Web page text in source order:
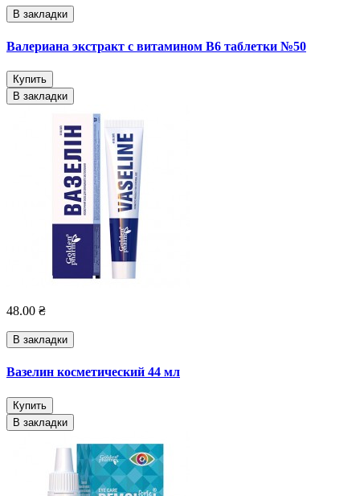
В закладки
Валериана экстракт с витамином В6 таблетки №50
Купить
В закладки
48.00 ₴
В закладки
Вазелин косметический 44 мл
Купить
В закладки